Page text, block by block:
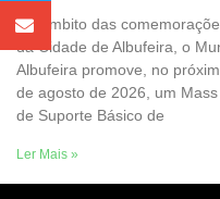
No âmbito das
da Cidade de Albufeira, o
Albufeira promove, no
de agosto de 2026, um
de Suporte Básico de
Ler Mais »